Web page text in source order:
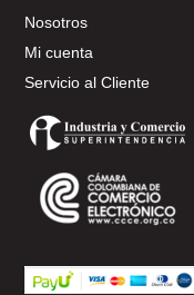
Nosotros
Mi cuenta
Servicio al Cliente